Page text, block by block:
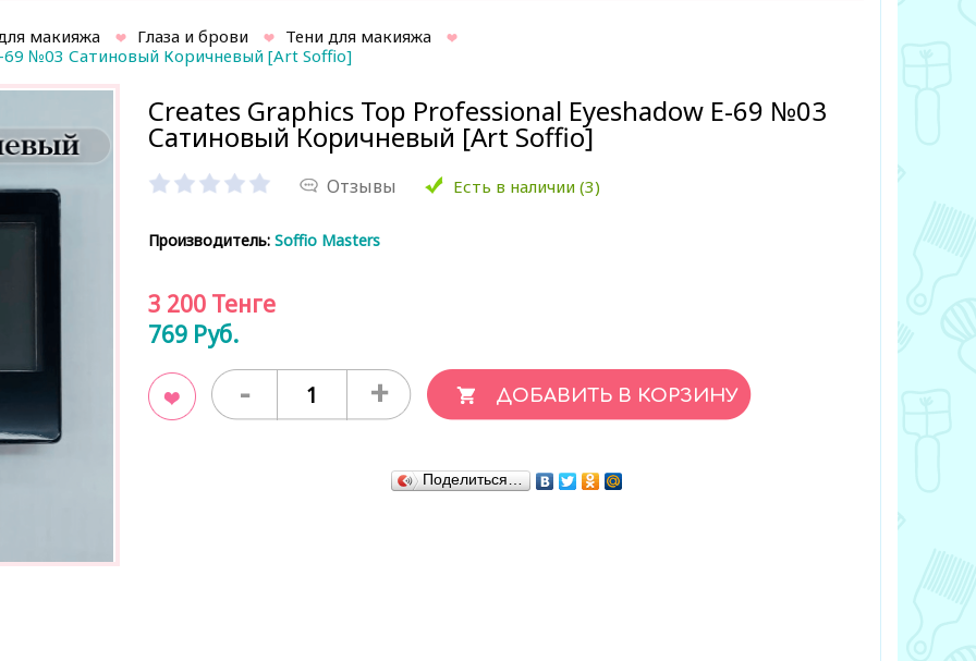
макияжа Глаза и брови
Тени для макияжа
69 №03 Сатиновый Коричневый [Art Soffio]
Creates Graphics Top Professional Eyeshadow E-69 №03
Сатиновый Коричневый [Art Soffio]
Отзывы Есть в наличии (3)
Производитель:Soffio Masters
3 200 Тенге
769 Руб.
- +
Поделиться…